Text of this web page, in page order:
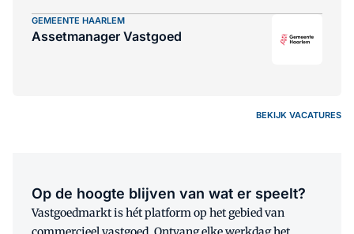
GEMEENTE HAARLEM
Assetmanager Vastgoed
BEKIJK VACATURES
Op de hoogte blijven van wat er speelt?
Vastgoedmarkt is hét platform op het gebied van